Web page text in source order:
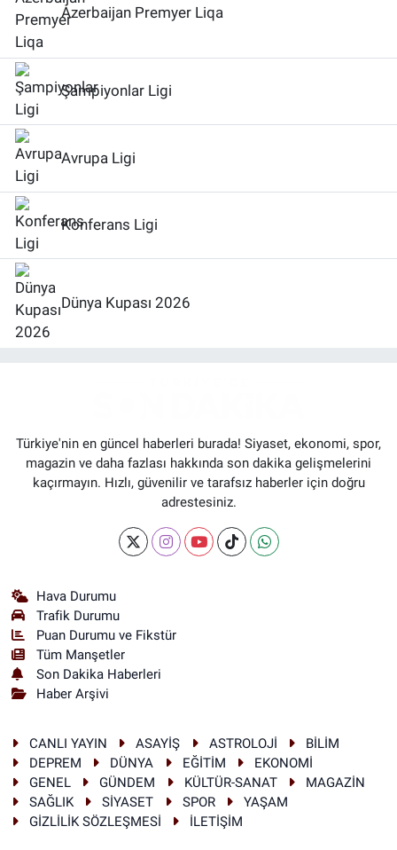
Azerbaijan Premyer Liqa
Şampiyonlar Ligi
Avrupa Ligi
Konferans Ligi
Dünya Kupası 2026
Türkiye'nin en güncel haberleri burada! Siyaset, ekonomi, spor,
magazin ve daha fazlası hakkında son dakika gelişmelerini
kaçırmayın. Hızlı, güvenilir ve tarafsız haberler için doğru
adrestesiniz.
Hava Durumu
Trafik Durumu
Puan Durumu ve Fikstür
Tüm Manşetler
Son Dakika Haberleri
Haber Arşivi
CANLI YAYIN ASAYİŞ ASTROLOJİ
BİLİM
DEPREM
DÜNYA EĞİTİM
EKONOMİ
GENEL
GÜNDEM KÜLTÜR-SANAT
MAGAZİN
SAĞLIK
SİYASET SPOR
YAŞAM
GİZLİLİK SÖZLEŞMESİ
İLETİŞİM